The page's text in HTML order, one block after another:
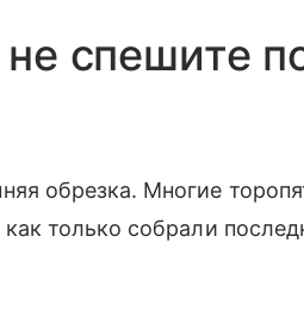
спешите
обрезка. Многие
только собрали